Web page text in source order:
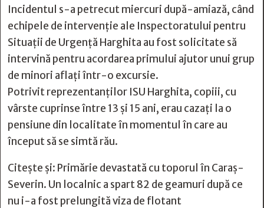
Incidentul s-a petrecut miercuri după-amiază, când
echipele de intervenție ale Inspectoratului pentru
Situații de Urgență Harghita au fost solicitate să
intervină pentru acordarea primului ajutor unui grup
de minori aflați într-o excursie.
Potrivit reprezentanților ISU Harghita, copiii, cu
vârste cuprinse între 13 și 15 ani, erau cazați la o
pensiune din localitate în momentul în care au
început să se simtă rău.
Citește și: Primărie devastată cu toporul în Caraș-
Severin. Un localnic a spart 82 de geamuri după ce
nu i-a fost prelungită viza de flotant